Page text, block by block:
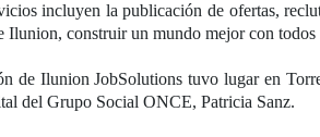
incluyen la publicación de ofertas,
Ilunion, construir un mundo mejor con
de Ilunion JobSolutions tuvo lugar en
del Grupo Social ONCE, Patricia Sanz.